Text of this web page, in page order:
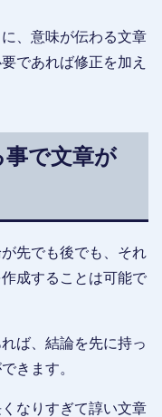
、意味が伝わる文章
であれば修正を加え
で文章が
先でも後でも、それ
成することは可能で
ば、結論を先に持っ
きます。
なりすぎて諄い文章